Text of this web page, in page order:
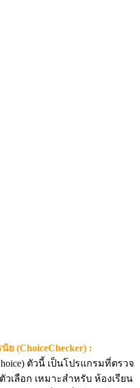
(ChoiceChecker) :
ตัวนี้ เป็นโปรแกรมที่ตรวจ
เลือก เหมาะสำหรับ ห้องเรียน